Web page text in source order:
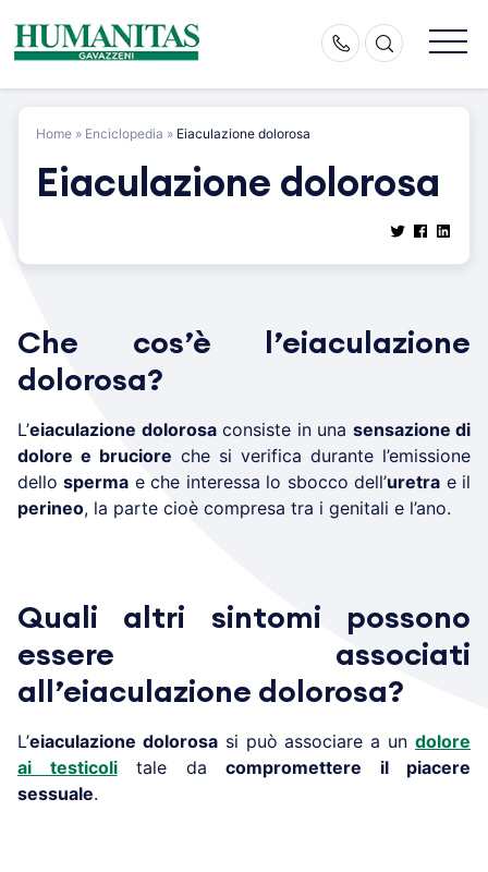
content
Home » Enciclopedia » Eiaculazione dolorosa
Eiaculazione dolorosa
Che cos’è l’eiaculazione
dolorosa?
L’eiaculazione dolorosaconsiste in una sensazione di
dolore e bruciore che si verifica durante l’emissione
dellosperma e che interessa lo sbocco dell’uretra e il
perineo, la parte cioè compresa tra i genitali e l’ano.
Quali altri sintomi possono
essere associati
all’eiaculazione dolorosa?
L’eiaculazione dolorosasi può associare a undolore
ai testicolitale da compromettere il piacere
sessuale.